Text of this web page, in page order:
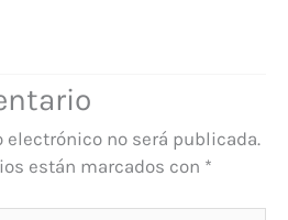
electrónico no será publicada.
están marcados con *